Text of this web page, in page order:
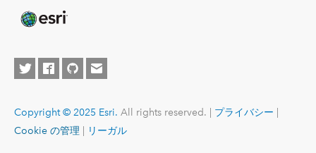
Copyright © 2025 Esri. All rights reserved. | プライバシー
Cookie の管理
リーガル